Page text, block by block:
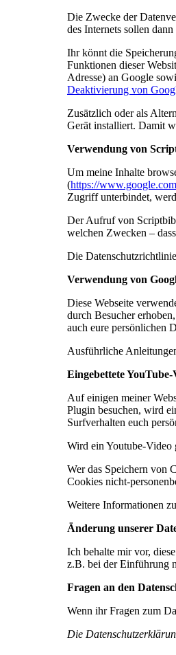
Die Zwecke der
des Internets sollen
Ihr könnt die
Funktionen dieser
Adresse) an Google
Deaktivierung von
Zusätzlich oder als
Gerät installiert. Damit
Verwendung von
Um meine Inhalte
(https://
Zugriff unterbindet,
Der Aufruf von
welchen Zwecken –
Die
Verwendung von
Diese Webseite
durch Besucher
auch eure persönlichen
Ausführliche
Eingebettete YouTube-
Auf einigen meiner
Plugin besuchen, wird
Surfverhalten euch
Wird ein Youtube-Video
Wer das Speichern von
Cookies nicht-
Weitere Informationen
Änderung unserer
Ich behalte mir vor,
z.B. bei der Einführung
Fragen an den
Wenn ihr Fragen zum
Die